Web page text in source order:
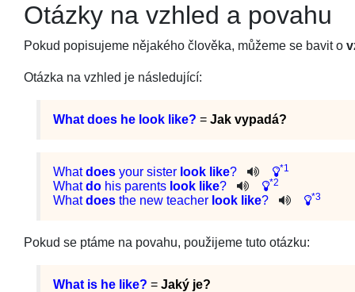
Otázky na vzhled a povahu
Pokud popisujeme nějakého člověka, můžeme se bavit o
Otázka na vzhled je následující:
What does he look like? = Jak vypadá?
What does your sister look like? *1
What do his parents look like? *2
What does the new teacher look like? *3
Pokud se ptáme na povahu, použijeme tuto otázku:
What is he like? = Jaký je?